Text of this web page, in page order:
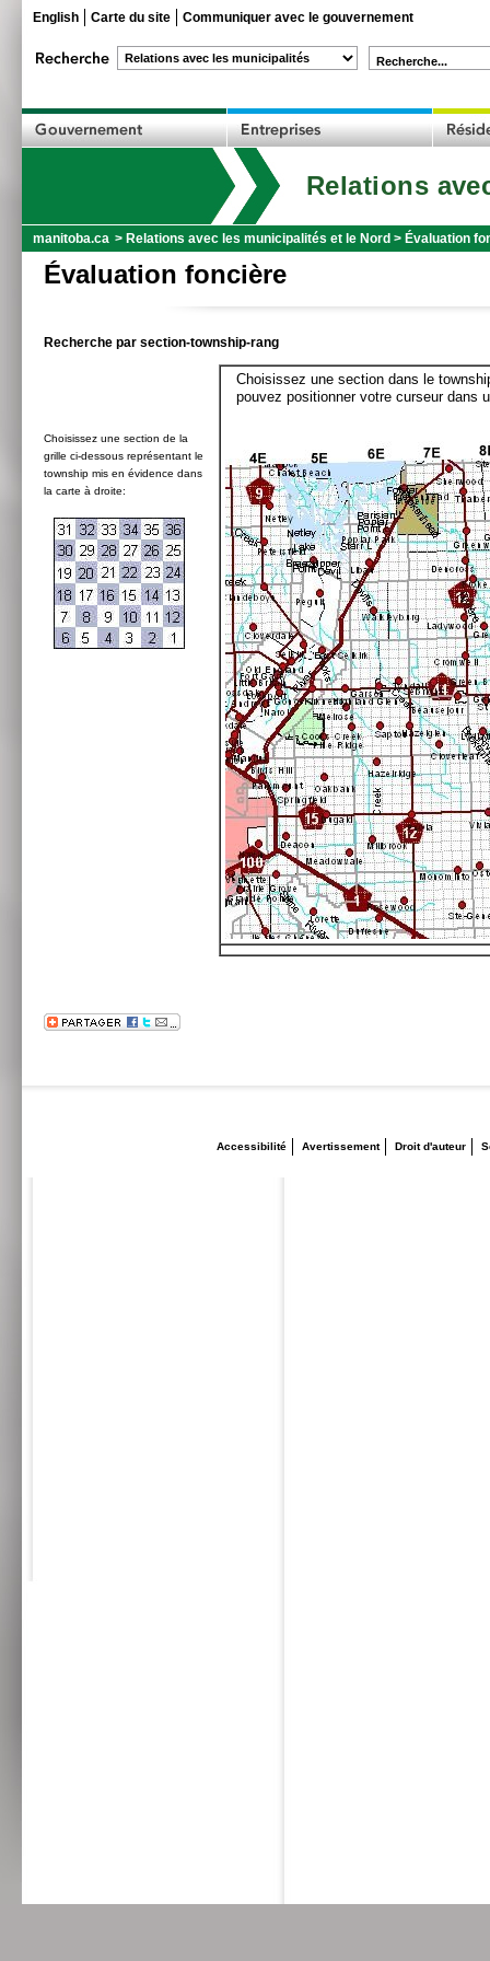
English Carte du site Communiquer avec le gouvernement
Recherche...
Relations
manitoba.ca > Relations avec les municipalités et le Nord > Évaluation
Évaluation foncière
Recherche par section-township-rang
Choisissez une section de la
grille ci-dessous représentant le
township mis en évidence dans
la carte à droite:
Choisissez une section dans le
pouvez positionner votre curseur dans
Accessibilité Avertissement Droit d'auteur